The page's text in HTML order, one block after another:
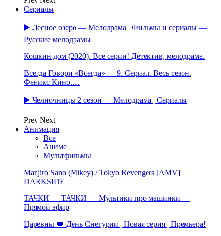
Сериалы
▶️ Лесное озеро — Мелодрама | Фильмы и сериалы —
Русские мелодрамы
Кошкин дом (2020). Все серии! Детектив, мелодрама.
Всегда Говори «Всегда» — 9. Сериал. Весь сезон.
Феникс Кино.…
▶️ Челночницы 2 сезон — Мелодрама | Сериалы
Prev Next
Анимация
Все
Аниме
Мультфильмы
Manjiro Sano (Mikey) / Tokyo Revengers [AMV]
DARKSIDE
ТАЧКИ — ТАЧКИ — Мультики про машинки —
Прямой эфир
Царевны 👑 День Снегурии | Новая серия | Премьера!